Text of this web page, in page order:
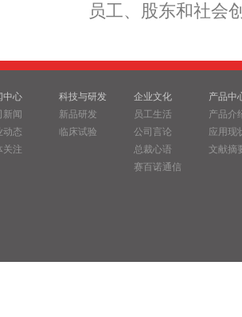
员工、股东和社会
中心
新闻
动态
关注
科技与研发
新品研发
临床试验
企业文化
员工生活
公司言论
总裁心语
赛百诺通信
产品中
产品介
应用现
文献摘